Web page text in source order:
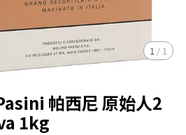
1 / 1
帕西尼 原始人2
1kg